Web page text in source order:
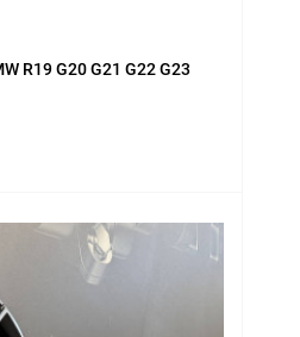
R19 G20 G21 G22 G23